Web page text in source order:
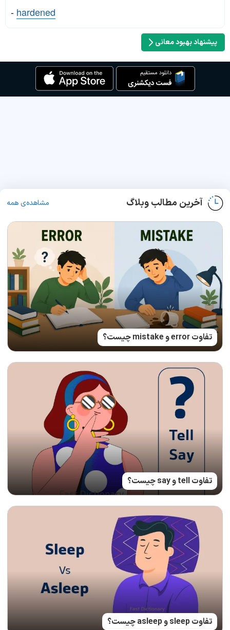
- hardened
پیشنهاد بهبود معانی
آخرین مطالب وبلاگ مشاهده‌ی همه
تفاوت error و mistake چیست؟
تفاوت tell و say چیست؟
تفاوت sleep و asleep چیست؟